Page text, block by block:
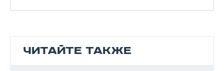
ЧИТАЙТЕ ТАКЖЕ